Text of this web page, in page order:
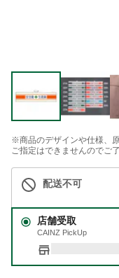
※商品のデザインや仕様、
ご指定はできませんのでご
配送不可
店舗受取
CAINZ PickUp